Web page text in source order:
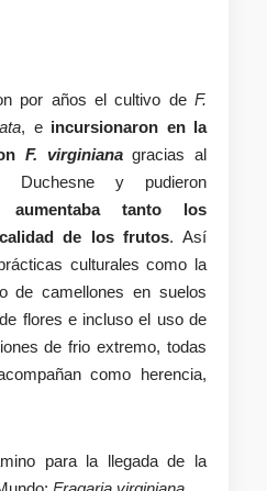
por años el cultivo de F.
, e incursionaron en la
F. virginianagracias al
Duchesne y pudieron
aumentaba tanto los
de los frutos. Así
culturales como la
de camellones en suelos
flores e incluso el uso de
de frio extremo, todas
como herencia,
para la llegada de la